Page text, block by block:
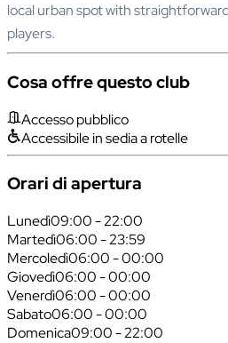
local urban spot with
players.
Cosa offre questo club
Accesso pubblico
Accessibile in sedia a rotelle
Orari di apertura
Lunedì09:00 - 22:00
Martedì06:00 - 23:59
Mercoledì06:00 - 00:00
Giovedì06:00 - 00:00
Venerdì06:00 - 00:00
Sabato06:00 - 00:00
Domenica09:00 - 22:00